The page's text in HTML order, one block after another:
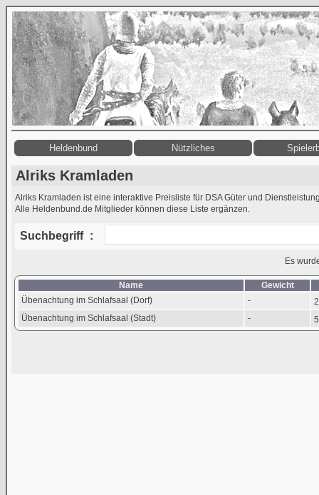
Heldenbund Nützliches
Alriks Kramladen
Alriks Kramladen ist eine interaktive Preisliste für DSA Güter und
Alle Heldenbund.de Mitglieder können diese Liste ergänzen.
Suchbegriff :
Es
Name
Gewicht
Übenachtung im Schlafsaal (Dorf)
-
Übenachtung im Schlafsaal (Stadt)
-